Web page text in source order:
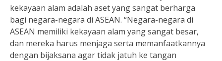
kekayaan alam adalah aset yang sangat berharga
bagi negara-negara di ASEAN. “Negara-negara di
ASEAN memiliki kekayaan alam yang sangat besar,
dan mereka harus menjaga serta memanfaatkannya
dengan bijaksana agar tidak jatuh ke tangan